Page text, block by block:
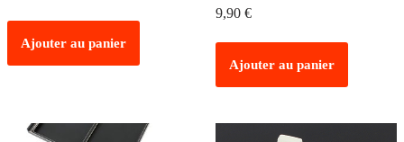
Ajouter au panier
9,90 €
Ajouter au panier